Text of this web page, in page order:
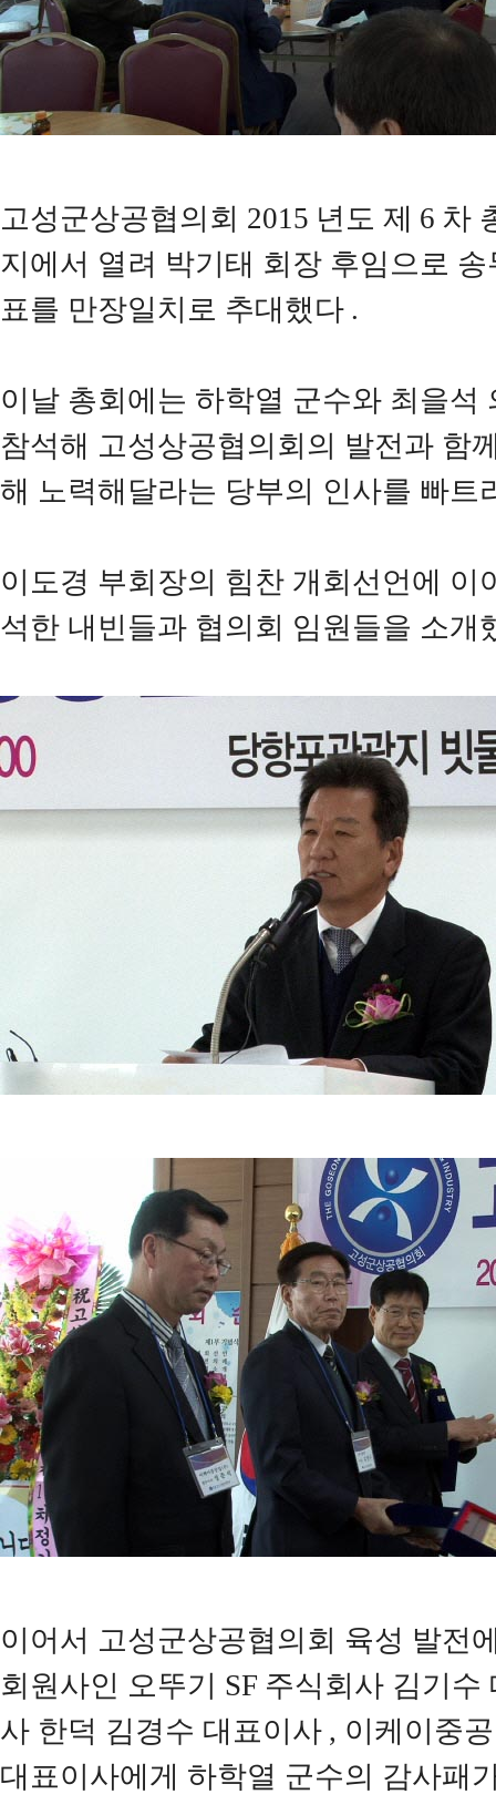
고성군상공협의회 2015 년도 제 6 차
지에서 열려 박기태 회장 후임으로
표를 만장일치로 추대했다 .
이날 총회에는 하학열 군수와 최을석
참석해 고성상공협의회의 발전과 함
해 노력해달라는 당부의 인사를 빠트
이도경 부회장의 힘찬 개회선언에 이
석한 내빈들과 협의회 임원들을 소개
이어서 고성군상공협의회 육성 발전
회원사인 오뚜기 SF 주식회사 김기수
사 한덕 김경수 대표이사 , 이케이중
대표이사에게 하학열 군수의 감사패